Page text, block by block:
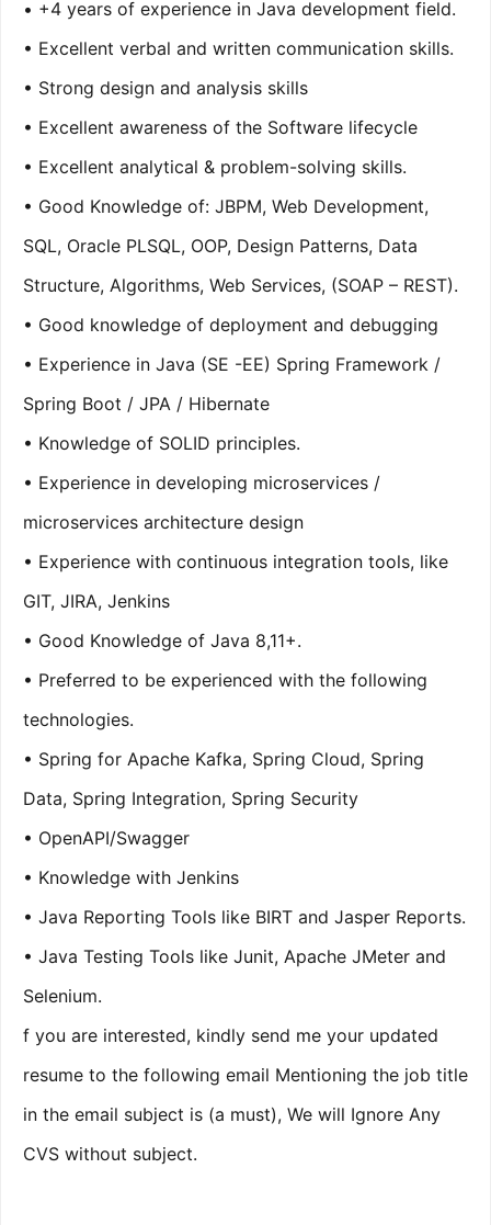
• +4 years of experience in Java development field.
• Excellent verbal and written communication skills.
• Strong design and analysis skills
• Excellent awareness of the Software lifecycle
• Excellent analytical & problem-solving skills.
• Good Knowledge of: JBPM, Web Development,
SQL, Oracle PLSQL, OOP, Design Patterns, Data
Structure, Algorithms, Web Services, (SOAP – REST).
• Good knowledge of deployment and debugging
• Experience in Java (SE -EE) Spring Framework /
Spring Boot / JPA / Hibernate
• Knowledge of SOLID principles.
• Experience in developing microservices /
microservices architecture design
• Experience with continuous integration tools, like
GIT, JIRA, Jenkins
• Good Knowledge of Java 8,11+.
• Preferred to be experienced with the following
technologies.
• Spring for Apache Kafka, Spring Cloud, Spring
Data, Spring Integration, Spring Security
• OpenAPI/Swagger
• Knowledge with Jenkins
• Java Reporting Tools like BIRT and Jasper Reports.
• Java Testing Tools like Junit, Apache JMeter and
Selenium.
f you are interested, kindly send me your updated
resume to the following email Mentioning the job title
in the email subject is (a must), We will Ignore Any
CVS without subject.